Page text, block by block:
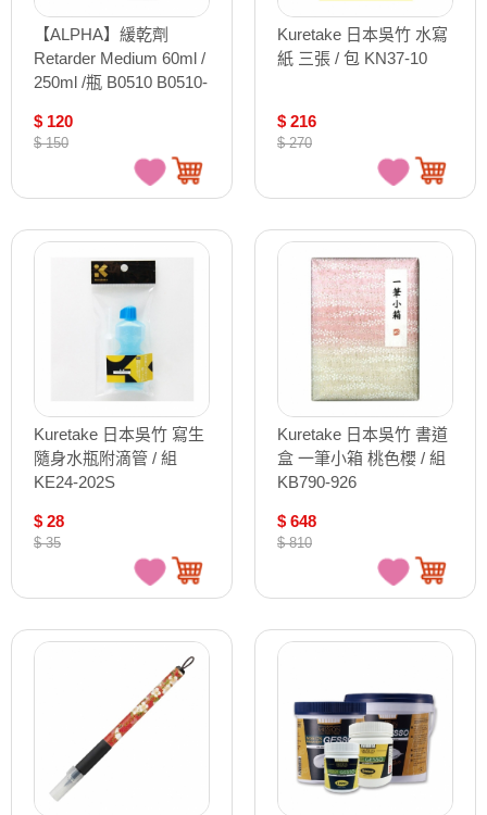
【ALPHA】緩乾劑
Retarder Medium 60ml /
250ml /瓶 B0510 B0510-
$ 120
$ 150
Kuretake 日本吳竹 水寫
紙 三張 / 包 KN37-10
$ 216
$ 270
Kuretake 日本吳竹 寫生
隨身水瓶附滴管 / 組
KE24-202S
$ 28
$ 35
Kuretake 日本吳竹 書道
盒 一筆小箱 桃色櫻 / 組
KB790-926
$ 648
$ 810